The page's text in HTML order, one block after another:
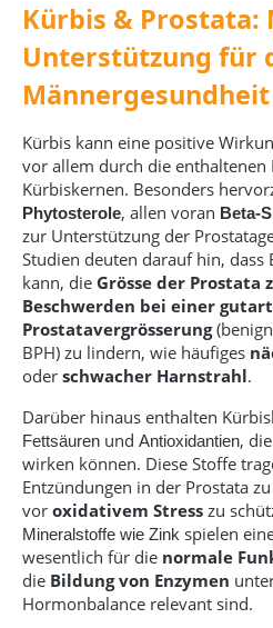
Kürbis & Prostata:
Unterstützung für
Männergesundheit
Kürbis kann eine positive
vor allem durch die enthaltenen
Kürbiskernen. Besonders
Phytosterole, allen voran Beta-
zur Unterstützung der
Studien deuten darauf hin, dass
kann, die Grösse der Prostata
Beschwerden bei einer
Prostatavergrösserung
BPH) zu lindern, wie häufiges
oder schwacher Harnstrahl.
Darüber hinaus enthalten
Fettsäuren und Antioxidantien, die
wirken können. Diese Stoffe
Entzündungen in der Prostata
vor oxidativem Stress zu
Mineralstoffe wie Zink spielen
wesentlich für die normale
die Bildung von Enzymen
Hormonbalance relevant sind.